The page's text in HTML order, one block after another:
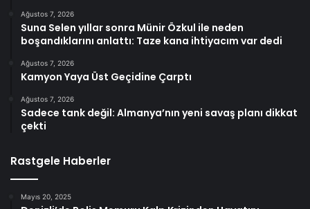
Ağustos 7, 2026
Suna Selen yıllar sonra Münir Özkul ile neden
boşandıklarını anlattı: Taze kana ihtiyacım var dedi
Ağustos 7, 2026
Kamyon Yaya Üst Geçidine Çarptı
Ağustos 7, 2026
Sadece tank değil: Almanya’nın yeni savaş planı dikkat
çekti
Rastgele Haberler
Mayıs 20, 2025